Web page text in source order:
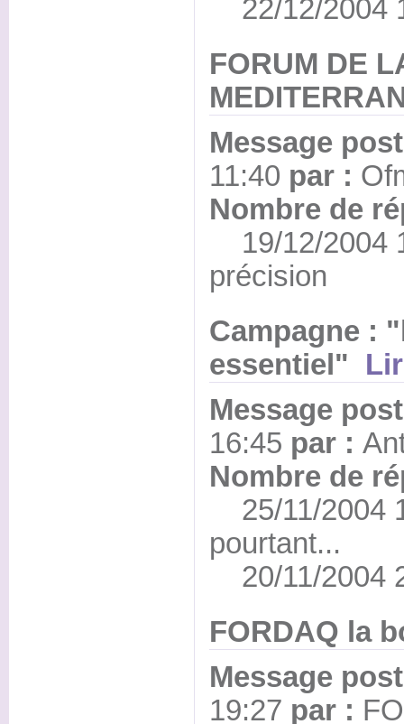
22/12/2004
FORUM DE
Message
11:40 par :
Nombre de
19/12/2004
précision
Campagne :
essentiel"
Message
16:45 par :
Nombre de
25/11/2004
pourtant...
20/11/2004
FORDAQ la
Message
19:27 par :